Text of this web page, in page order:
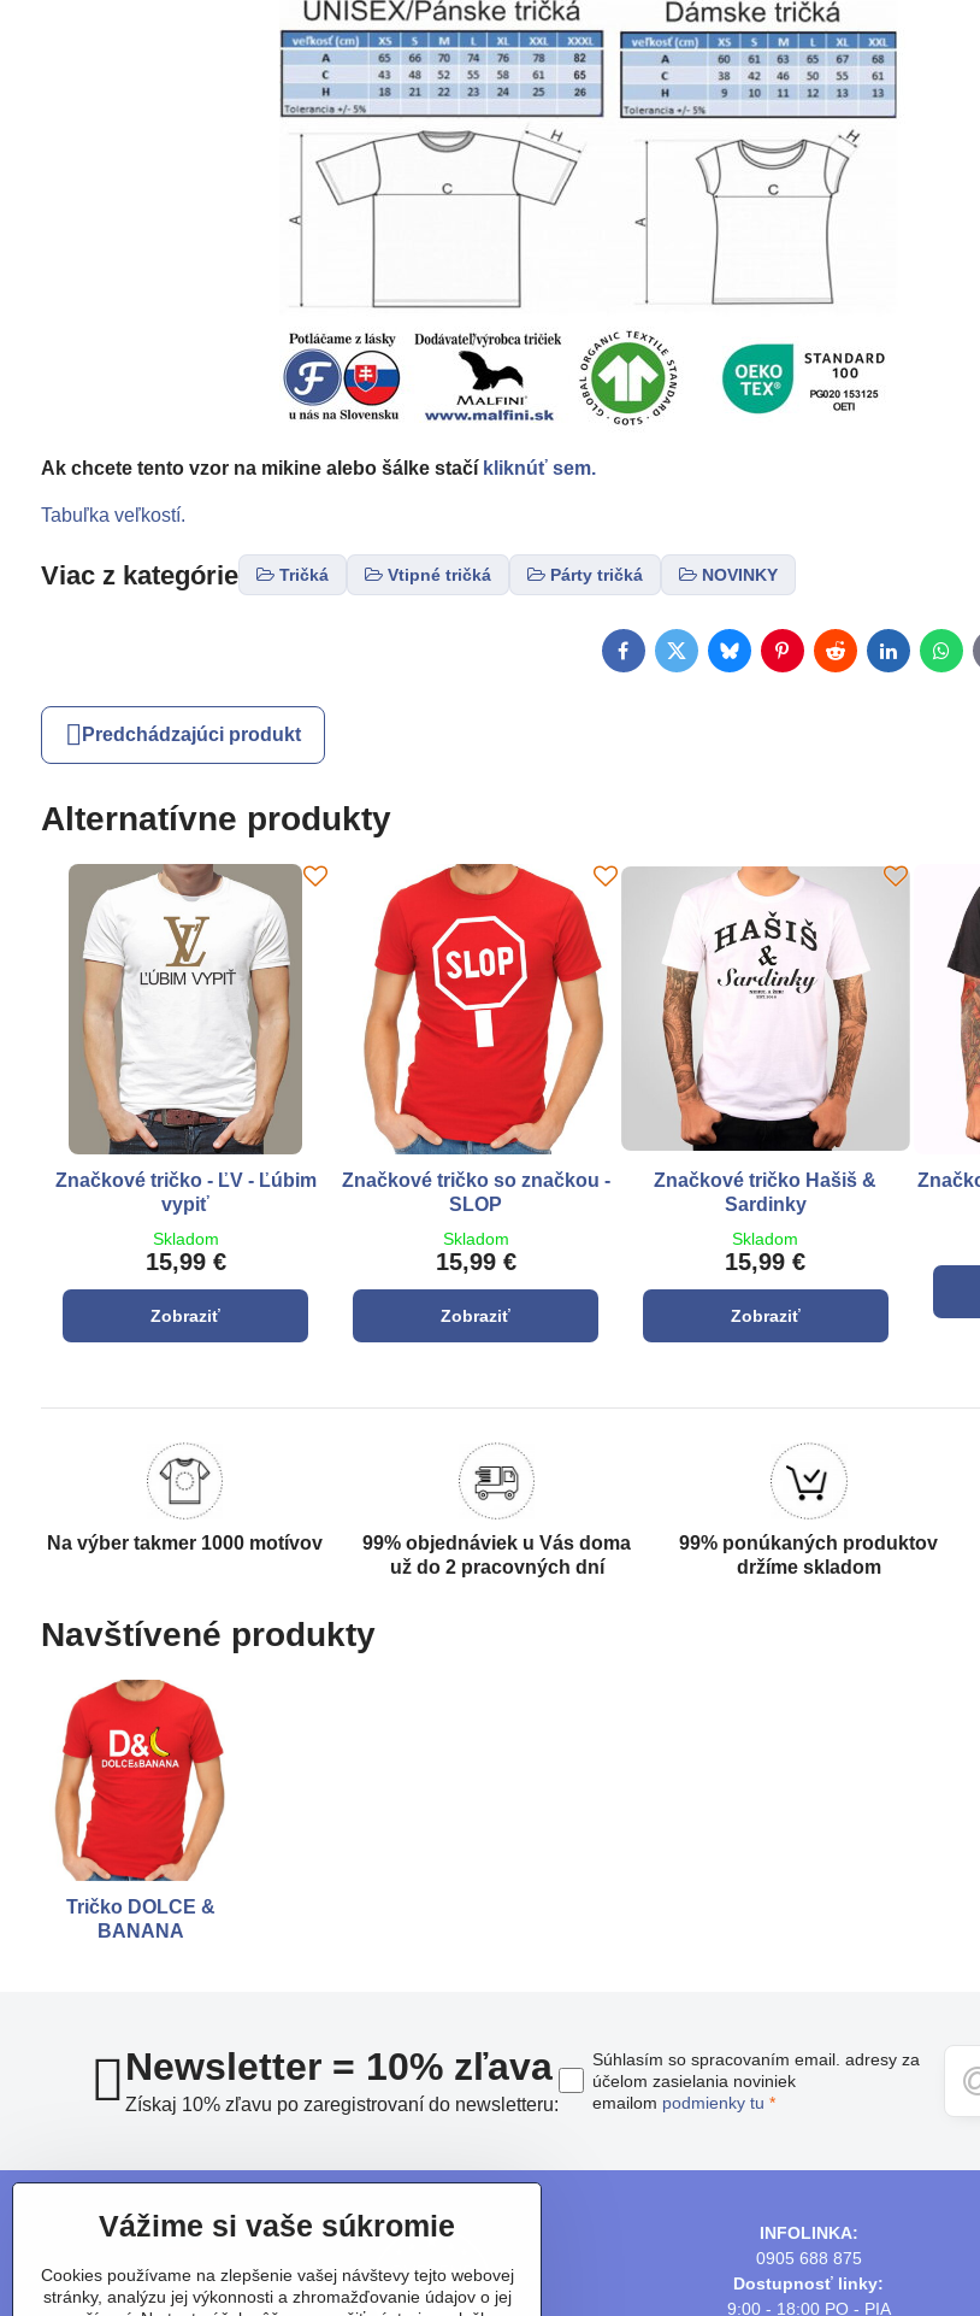
Ak chcete tento vzor na mikine alebo šálke stačí kliknúť sem.
Tabuľka veľkostí.
Viac z kategórie Tričká Vtipné tričká Párty tričká NOVINKY
FacebookTwitterBlueskyPinterestRedditLinkedIn
Predchádzajúci produkt
Alternatívne produkty
Značkové tričko - ĽV - Ľúbim
vypiť
Skladom
15,99 €
Zobraziť
Značkové tričko so značkou -
SLOP
Skladom
15,99 €
Zobraziť
Značkové tričko Hašiš &
Sardinky
Skladom
15,99 €
Zobraziť
Na výber takmer 1000 motívov
99% objednáviek u Vás doma
už do 2 pracovných dní
99% ponúkaných produktov
držíme skladom
Navštívené produkty
Tričko DOLCE &
BANANA
Newsletter = 10% zľava
Získaj 10% zľavu po zaregistrovaní do newsletteru:
Súhlasím so spracovaním email. adresy za
účelom zasielania noviniek
emailom podmienky tu *
INFOLINKA:
0905 688 875
Dostupnosť linky:
9:00 - 18:00 PO - PIA
Vážime si vaše súkromie
Cookies používame na zlepšenie vašej návštevy tejto webovej
stránky, analýzu jej výkonnosti a zhromažďovanie údajov o jej